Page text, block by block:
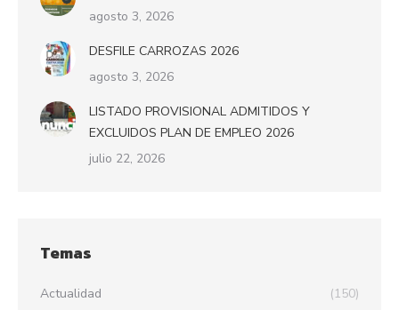
agosto 3, 2026
DESFILE CARROZAS 2026
agosto 3, 2026
LISTADO PROVISIONAL ADMITIDOS Y
EXCLUIDOS PLAN DE EMPLEO 2026
julio 22, 2026
Temas
Actualidad
(150)